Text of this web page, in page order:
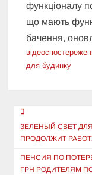
функціоналу
що мають
бачення,
для будинку
Навигация
по
записям
ЗЕЛЕНЫЙ СВЕТ
ПРОДОЛЖИТ
ПЕНСИЯ ПО
ГРН РОДИТЕЛЯМ